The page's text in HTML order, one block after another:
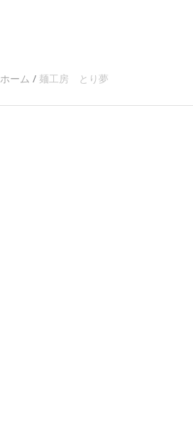
キ
プ
ホーム 麺工房 とり夢